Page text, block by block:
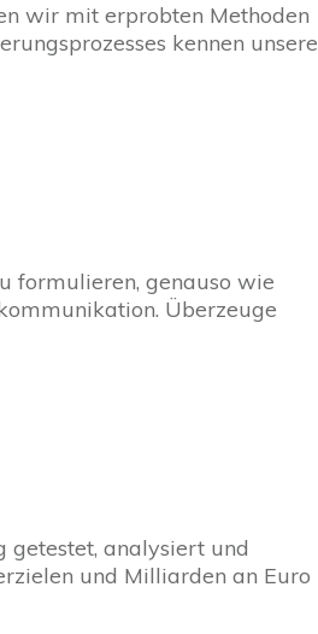
wir mit erprobten Methoden
kennen unsere
formulieren, genauso wie
Überzeuge
getestet, analysiert und
und Milliarden an Euro